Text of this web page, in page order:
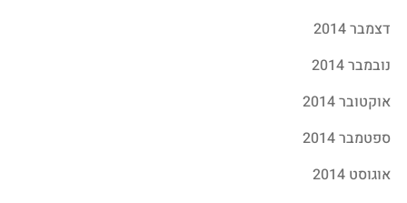
דצמבר 2014
נובמבר 2014
אוקטובר 2014
ספטמבר 2014
אוגוסט 2014